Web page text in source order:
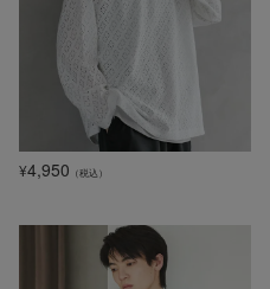
¥4,950 （税込）